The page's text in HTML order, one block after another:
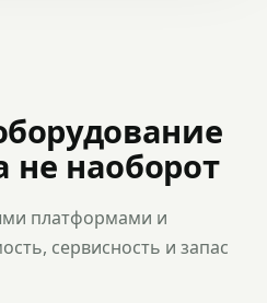
не наоборот
платформами и
сервисность и запас